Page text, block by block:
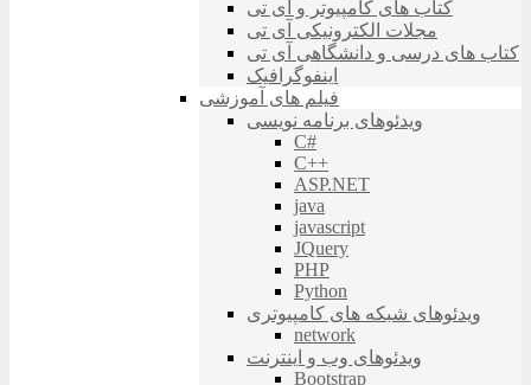
کتاب های کامپیوتر و آی تی
مجلات الکترونیکی آی تی
کتاب های درسی و دانشگاهی آی تی
اینفوگرافیک
فیلم های آموزشی
ویدئوهای برنامه نویسی
C#
C++
ASP.NET
java
javascript
JQuery
PHP
Python
ویدئوهای شبکه های کامپیوتری
network
ویدئوهای وب و اینترنت
Bootstrap